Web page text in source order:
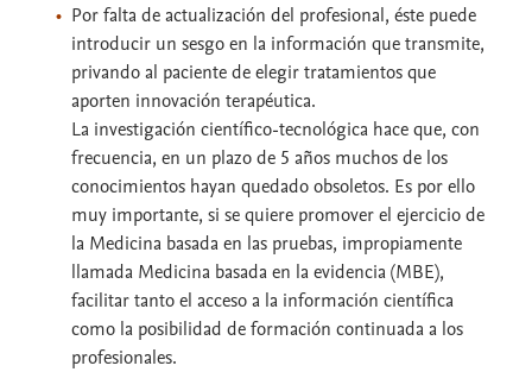
Por falta de actualización del profesional, éste puede
introducir un sesgo en la información que transmite,
privando al paciente de elegir tratamientos que
aporten innovación terapéutica.
La investigación científico-tecnológica hace que, con
frecuencia, en un plazo de 5 años muchos de los
conocimientos hayan quedado obsoletos. Es por ello
muy importante, si se quiere promover el ejercicio de
la Medicina basada en las pruebas, impropiamente
llamada Medicina basada en la evidencia (MBE),
facilitar tanto el acceso a la información científica
como la posibilidad de formación continuada a los
profesionales.